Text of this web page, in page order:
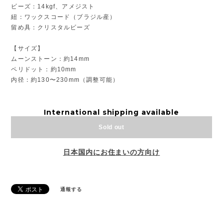
ビーズ：14kgf、アメジスト
紐：ワックスコード（ブラジル産）
留め具：クリスタルビーズ
【サイズ】
ムーンストーン：約14mm
ペリドット：約10mm
内径：約130〜230mm（調整可能）
International shipping available
Sold out
日本国内にお住まいの方向け
通報する